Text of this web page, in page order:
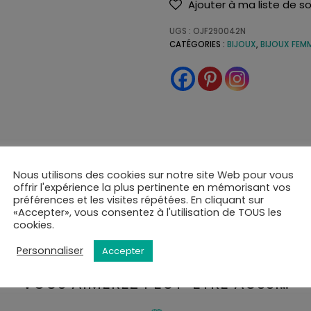
Ajouter à ma liste de
UGS : OJF290042N
CATÉGORIES : BIJOUX, BIJOUX
et soignée. Tous nos articles sont livrés dans leurs écrins.
à l'adresse de votre choix ou en point de retrait.
mail ou SMS et disposerez de 10 jours pour retirer la
de la validation du panier.
VOUS AIMEREZ PEUT-ÊTRE AUSSI…
Nous utilisons des cookies sur notre site Web pour vous
offrir l'expérience la plus pertinente en mémorisant vos
préférences et les visites répétées. En cliquant sur
«Accepter», vous consentez à l'utilisation de TOUS les
cookies.
Personnaliser
Accepter